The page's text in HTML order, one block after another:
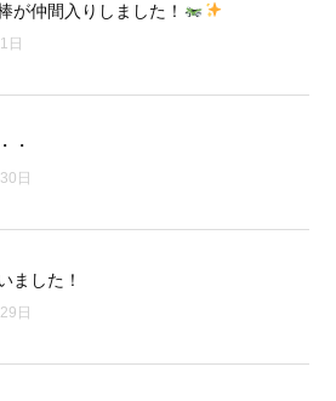
が仲間入りしました！
日
・
日
ました！
日